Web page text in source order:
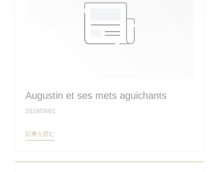
Augustin et ses mets aguichants
2019/09/01
記事を読む((新しいウィンドウで開きます))